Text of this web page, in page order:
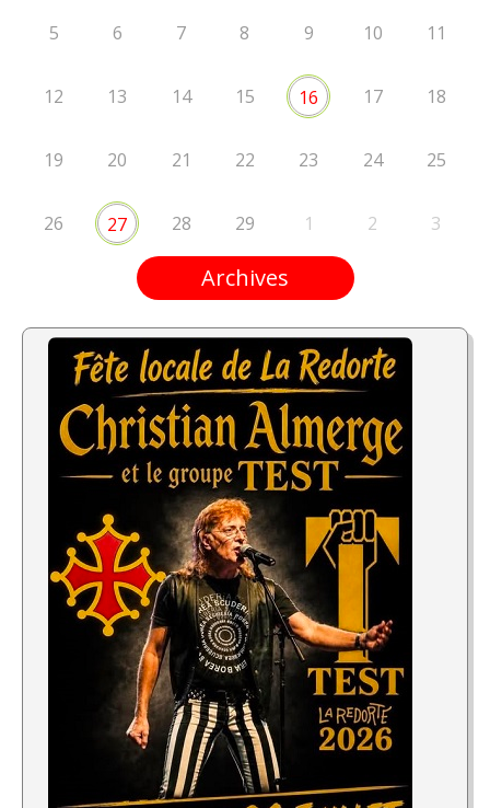
5 6 7 8 9 10 11
12 13 14 15 16 17 18
19 20 21 22 23 24 25
26 27 28 29 1 2 3
Archives